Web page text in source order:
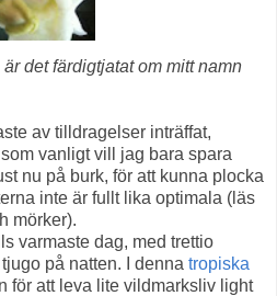
det färdigtjatat om mitt namn
av tilldragelser inträffat,
vanligt vill jag bara spara
nu på burk, för att kunna plocka
inte är fullt lika optimala (läs
mörker).
varmaste dag, med trettio
på natten. I denna tropiska
för att leva lite vildmarksliv light